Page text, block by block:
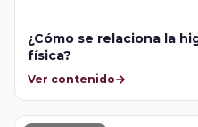
¿Cómo se relaciona la
física?
Ver contenido